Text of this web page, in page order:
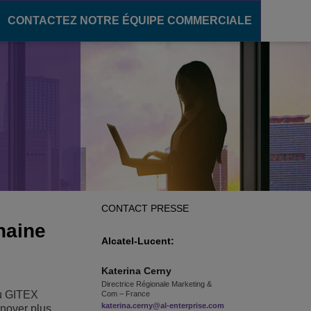
CONTACTEZ NOTRE ÉQUIPE COMMERCIALE
le secteur de l'éducation
numérique
GITEX
CONTACT PRESSE
Alcatel-Lucent:
Katerina Cerny
Directrice Régionale Marketing &
Com – France
katerina.cerny@al-enterprise.com